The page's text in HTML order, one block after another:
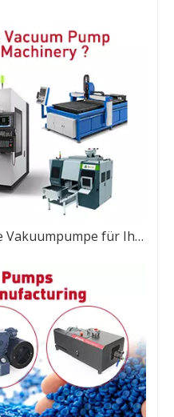
Wie wählen Sie die richtige Vakuumpumpe für Ihre CNC-Maschinen aus?